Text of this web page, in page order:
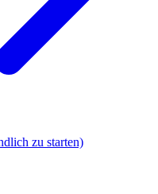
zu starten)